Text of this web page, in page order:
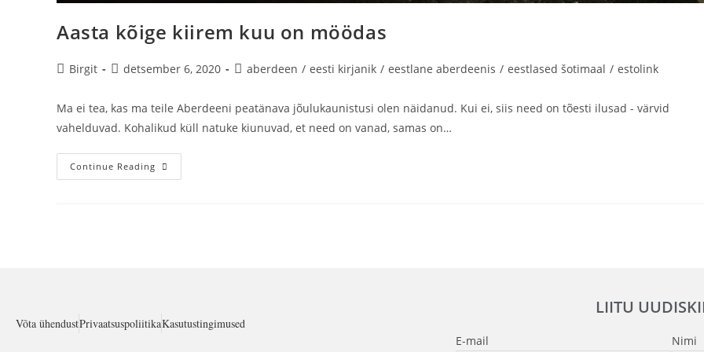
Aasta kõige kiirem kuu on möödas
Birgit detsember 6, 2020 aberdeen / eesti kirjanik / eestlane aberdeenis / eestlased šotimaal / estolink
Ma ei tea, kas ma teile Aberdeeni peatänava jõulukaunistusi olen näidanud. Kui ei, siis need on tõesti ilusad - värvid
vahelduvad. Kohalikud küll natuke kiunuvad, et need on vanad, samas on…
Continue Reading
Võta ühendustPrivaatsuspoliitikaKasutustingimused
LIITU
E-mail Nimi